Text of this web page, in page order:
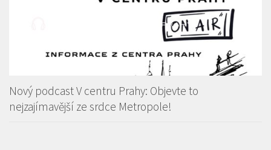
Nový podcast V centru Prahy: Objevte to
nejzajímavější ze srdce Metropole!